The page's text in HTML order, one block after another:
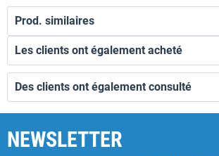
Prod. similaires
Les clients ont également acheté
Des clients ont également consulté
NEWSLETTER